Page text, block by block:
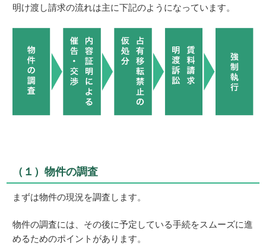
明け渡し請求の流れは主に下記のようになっています。
（１）物件の調査
まずは物件の現況を調査します。
物件の調査には、その後に予定している手続をスムーズに進
めるためのポイントがあります。